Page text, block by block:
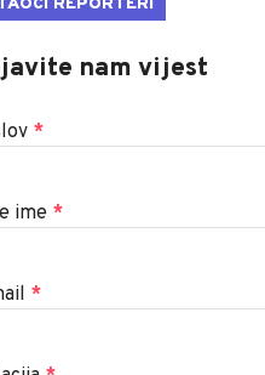
REPORTERI
nam vijest
*
ime *
*